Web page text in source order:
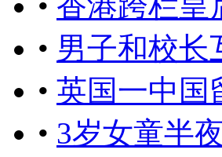
• 男子和校长
• 英国一中国
• 3岁女童半